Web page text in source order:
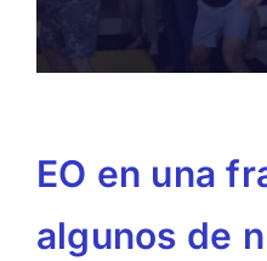
EO en una
algunos de